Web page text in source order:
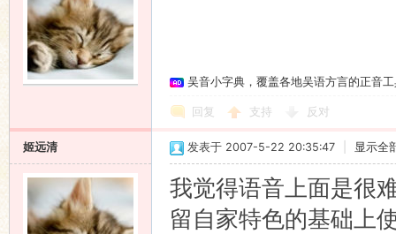
吴音小字典，覆盖各地吴语方言的正音
回复 支持 反对
姬远清 发表于 2007-5-22 20:35:47 显示全
我觉得语音上面是很
留自家特色的基础上